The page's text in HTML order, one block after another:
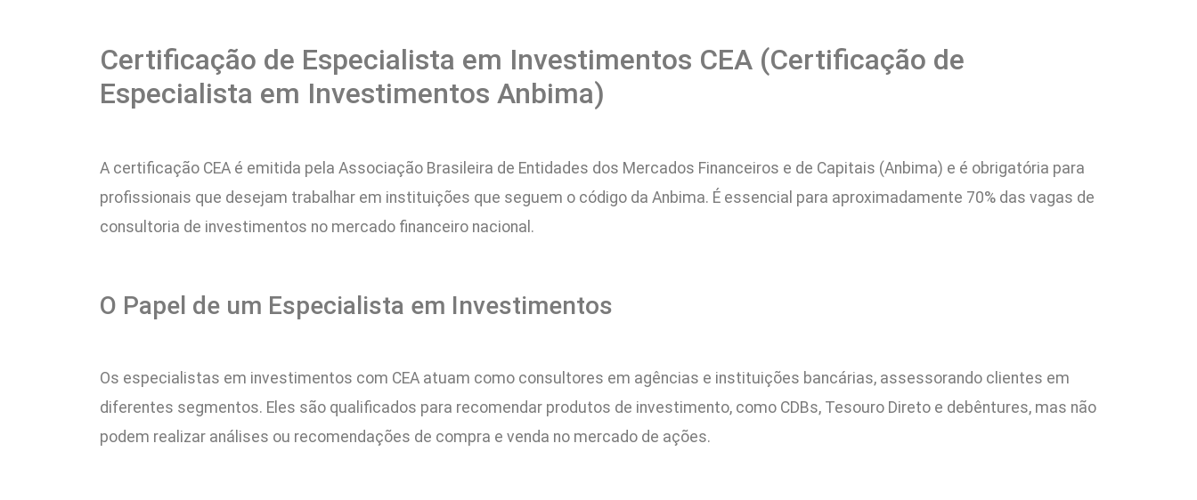
Certificação de Especialista em Investimentos CEA (Certificação de
Especialista em Investimentos Anbima)
A certificação CEA é emitida pela Associação Brasileira de Entidades dos Mercados Financeiros e de Capitais (Anbima) e é obrigatória para
profissionais que desejam trabalhar em instituições que seguem o código da Anbima. É essencial para aproximadamente 70% das vagas de
consultoria de investimentos no mercado financeiro nacional.
O Papel de um Especialista em Investimentos
Os especialistas em investimentos com CEA atuam como consultores em agências e instituições bancárias, assessorando clientes em
diferentes segmentos. Eles são qualificados para recomendar produtos de investimento, como CDBs, Tesouro Direto e debêntures, mas não
podem realizar análises ou recomendações de compra e venda no mercado de ações.